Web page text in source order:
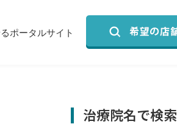
ポータルサイト
治療院名で検索